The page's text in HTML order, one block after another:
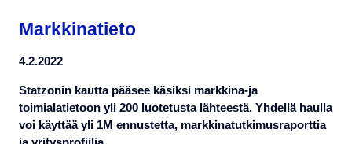
Markkinatieto
4.2.2022
Statzonin kautta pääsee käsiksi markkina-ja
toimialatietoon yli 200 luotetusta lähteestä. Yhdellä haulla
voi käyttää yli 1M ennustetta, markkinatutkimusraporttia